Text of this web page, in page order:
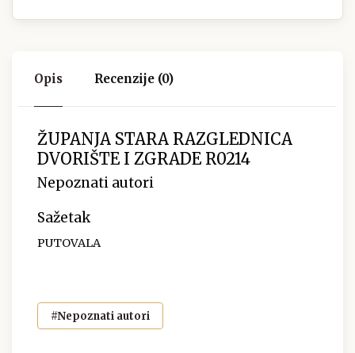
Opis Recenzije (0)
ŽUPANJA STARA RAZGLEDNICA
DVORIŠTE I ZGRADE R0214
Nepoznati autori
Sažetak
PUTOVALA
#Nepoznati autori